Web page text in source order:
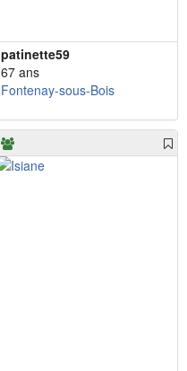
patinette59
67 ans
Fontenay-sous-Bois